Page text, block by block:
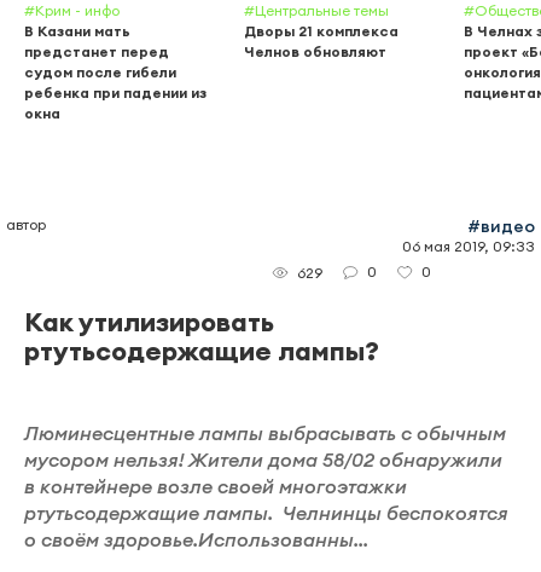
#Крим - инфо
В Казани мать
предстанет перед
судом после гибели
ребенка при падении из
окна
#Центральные темы
Дворы 21 комплекса
Челнов обновляют
В Челнах
проект
автор #видео
06 мая 2019, 09:33
629
0 0
Как утилизировать
ртутьсодержащие лампы?
Люминесцентные лампы выбрасывать с обычным
мусором нельзя! Жители дома 58/02 обнаружили
в контейнере возле своей многоэтажки
ртутьсодержащие лампы. Челнинцы беспокоятся
о своём здоровье.Использованны...